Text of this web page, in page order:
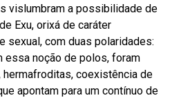
vislumbram a possibilidade de
Exu, orixá de caráter
sexual, com duas polaridades:
essa noção de polos, foram
coexistência de
apontam para um contínuo de